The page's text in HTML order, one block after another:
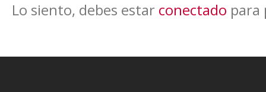
Lo siento, debes estar conectado para